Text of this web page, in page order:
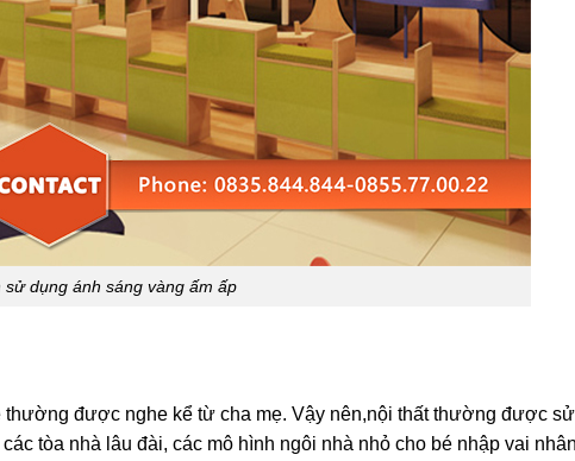
dụng ánh sáng vàng ấm ấp
được nghe kể từ cha mẹ. Vậy nên,nội thất thường được sử
các tòa nhà lâu đài, các mô hình ngôi nhà nhỏ cho bé nhập vai